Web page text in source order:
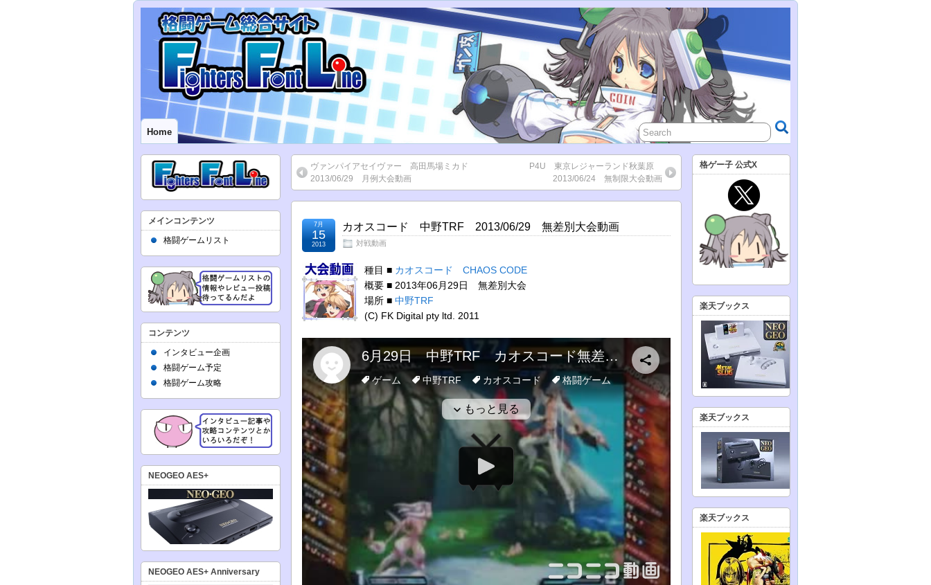
Home
ヴァンパイアセイヴァー 高田馬場ミカド
2013/06/29 月例大会動画
P4U 東京レジャーランド秋葉原
2013/06/24 無制限大会動画
カオスコード 中野TRF 2013/06/29 無差別大会動画
対戦動画
7月
15
2013
種目 ■ カオスコード CHAOS CODE
概要 ■ 2013年06月29日 無差別大会
場所 ■ 中野TRF
(C) FK Digital pty ltd. 2011
メインコンテンツ
格闘ゲームリスト
コンテンツ
インタビュー企画
格闘ゲーム予定
格闘ゲーム攻略
NEOGEO AES+
NEOGEO AES+ Anniversary
格ゲー子 公式X
楽天ブックス
楽天ブックス
楽天ブックス